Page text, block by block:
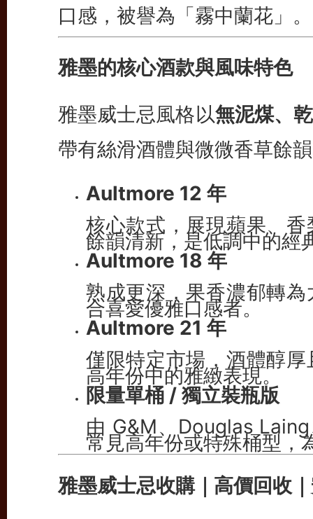
口感，被譽為「霧中蘭花」。
雅墨的核心酒款與風味特色
雅墨威士忌風格以無泥煤、
帶有絲滑酒體與微微香草餘
Aultmore 12 年
核心款式，展現蘋果、
餘韻清新，是低調中的經
Aultmore 18 年
熟成更深，果香濃郁轉
合喜愛優雅口感者。
Aultmore 21 年
僅限特定市場，酒體醇
高年份中的雅緻表現。
限量單桶 / 獨立裝瓶版
由 G&M、Douglas
常見高年份或特殊桶型，
雅墨威士忌收購｜高價回收